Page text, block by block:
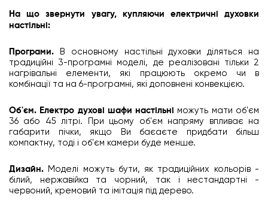
На що звернути увагу, купляючи електричні духовки
настільні:
Програми. В основному настільні духовки діляться на
традиційні 3-програмні моделі, де реалізовані тільки 2
нагрівальні елементи, які працюють окремо чи в
комбінації та на 6-програмні, які доповнені конвекцією.
Об'єм. Електро духові шафи настільні можуть мати об'єм
36 або 45 літрі. При цьому об'єм напряму впливає на
габарити пічки, якщо Ви баєаєте придбати більш
компактну, тоді і об'єм камери буде менше.
Дизайн. Моделі можуть бути, як традиційних кольорів -
білий, нержавійка та чорний, так і нестандартні -
червоний, кремовий та імітація під дерево.